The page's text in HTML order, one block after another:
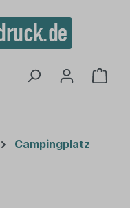
Campingplatz